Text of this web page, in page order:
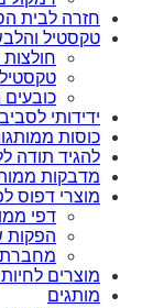
חזרה לבית
טקסטיל
טקסטיל
ידידותי
כוסות
להגיד תודה
מדבקות
מוצרי דפוס
דפי
הפקות
מחברת
מוצרים
מותגים